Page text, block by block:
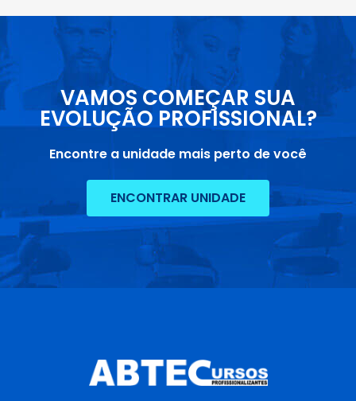
VAMOS COMEÇAR SUA
EVOLUÇÃO PROFISSIONAL?
Encontre a unidade mais perto de você
ENCONTRAR UNIDADE